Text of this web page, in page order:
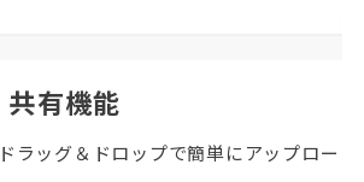
有機能
ラッグ＆ドロップで簡単にアップロー